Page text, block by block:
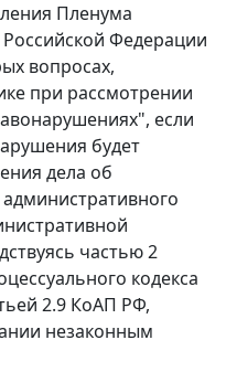
Пленума
Федерации
вопросах,
при рассмотрении
если
будет
дела об
частью 2
кодекса
2.9 КоАП РФ,
незаконным